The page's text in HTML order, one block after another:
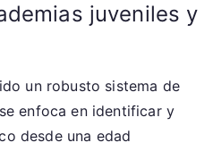
juveniles y
un robusto sistema de
enfoca en identificar y
desde una edad